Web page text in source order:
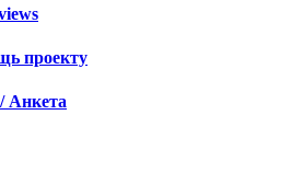
проекту
Анкета